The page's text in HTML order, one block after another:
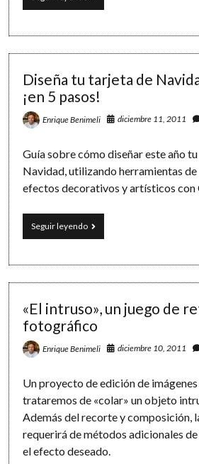
el
con
Diseña tu tarjeta de
¡en 5 pasos!
Enrique Benimeli diciembre 11, 2011
Guía sobre cómo diseñar este año
Navidad, utilizando herramientas
efectos decorativos y artísticos con
Seguir leyendoDiseña
tu
de
¡en
5
«El intruso», un juego de
fotográfico
Enrique Benimeli diciembre 10, 2011
Un proyecto de edición de
trataremos de «colar» un objeto
Además del recorte y composición,
requerirá de métodos adicionales
el efecto deseado.